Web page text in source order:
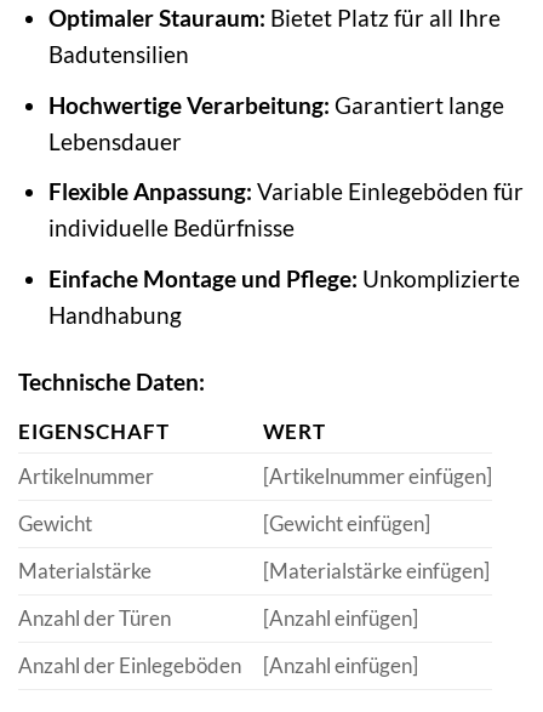
Optimaler Stauraum: Bietet Platz für all Ihre
Badutensilien
Hochwertige Verarbeitung: Garantiert lange
Lebensdauer
Flexible Anpassung: Variable Einlegeböden für
individuelle Bedürfnisse
Einfache Montage und Pflege: Unkomplizierte
Handhabung
Technische Daten:
EIGENSCHAFT
WERT
Artikelnummer
[Artikelnummer einfügen]
Gewicht
[Gewicht einfügen]
Materialstärke
[Materialstärke einfügen]
Anzahl der Türen
[Anzahl einfügen]
Anzahl der Einlegeböden
[Anzahl einfügen]